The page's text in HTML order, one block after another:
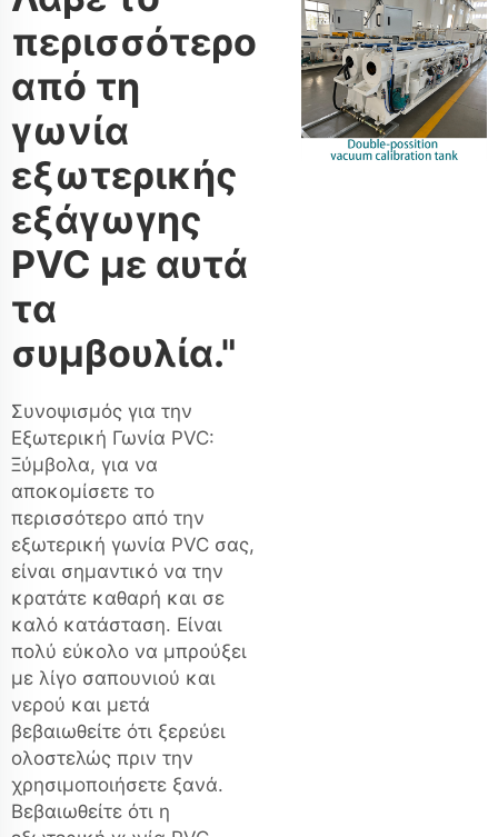
περισσότερο
από τη
γωνία
εξωτερικής
εξάγωγης
PVC με αυτά
τα
συμβουλία."
Συνοψισμός για την
Εξωτερική Γωνία PVC:
Ξύμβολα, για να
αποκομίσετε το
περισσότερο από την
εξωτερική γωνία PVC σας,
είναι σημαντικό να την
κρατάτε καθαρή και σε
καλό κατάσταση. Είναι
πολύ εύκολο να μπρούξει
με λίγο σαπουνιού και
νερού και μετά
βεβαιωθείτε ότι ξερεύει
ολοστελώς πριν την
χρησιμοποιήσετε ξανά.
Βεβαιωθείτε ότι η